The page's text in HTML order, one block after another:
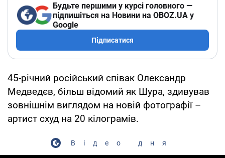
Будьте першими у курсі головного —
підпишіться на Новини на OBOZ.UA у
Google
Підписатися
45-річний російський співак Олександр
Медведєв, більш відомий як Шура, здивував
зовнішнім виглядом на новій фотографії –
артист схуд на 20 кілограмів.
Відео дня